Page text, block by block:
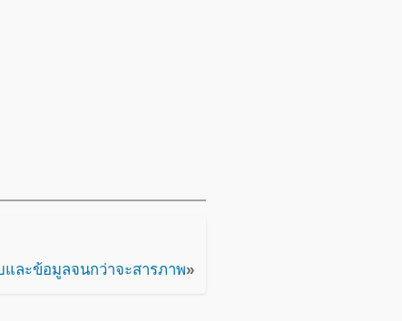
ละข้อมูลจนกว่าจะสารภาพ»